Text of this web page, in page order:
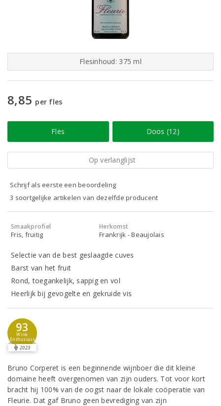
Flesinhoud: 375 ml
8,85 per fles
Fles Doos (12)
Op verlanglijst
Schrijf als eerste een beoordeling
3 soortgelijke artikelen van dezelfde producent
Smaakprofiel
Fris, fruitig
Herkomst
Frankrijk - Beaujolais
Selectie van de best geslaagde cuves
Barst van het fruit
Rond, toegankelijk, sappig en vol
Heerlijk bij gevogelte en gekruide vis
93
Wine
Enthusiast
2023
Bruno Corperet is een beginnende wijnboer die dit kleine
domaine heeft overgenomen van zijn ouders. Tot voor kort
bracht hij 100% van de oogst naar de lokale coöperatie van
Fleurie. Dat gaf Bruno geen bevrediging van zijn